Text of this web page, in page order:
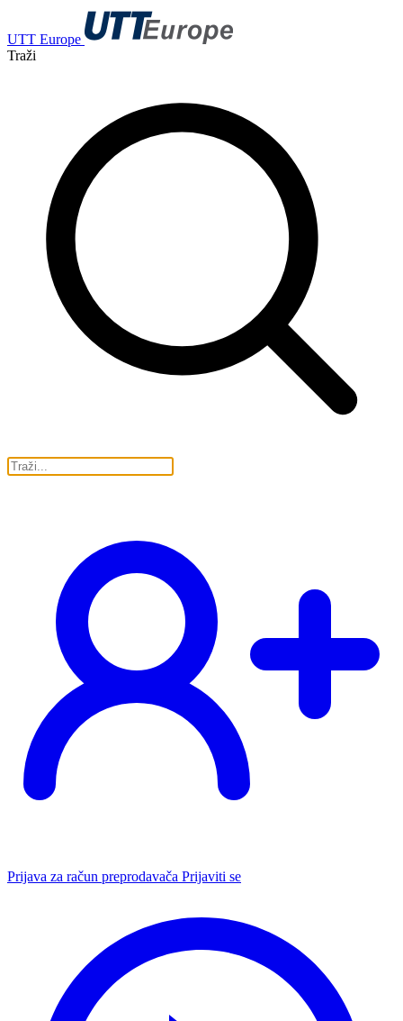
UTT Europe
Traži
Prijava za račun preprodavača Prijaviti se